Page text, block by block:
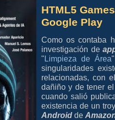
HTML5
Google Play
Como os contaba
investigación de
"Limpieza de Área
singularidades
relacionadas, con
dañiño y de tener
cuando salió
existencia de un
Android de